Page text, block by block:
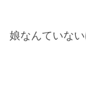
娘なんていない